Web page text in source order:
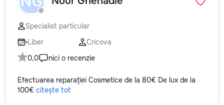
Specialist particular
Liber
Cricova
0,0
nici o recenzie
Efectuarea reparației Cosmetice de la 80€ De lux de la
100€ citește tot